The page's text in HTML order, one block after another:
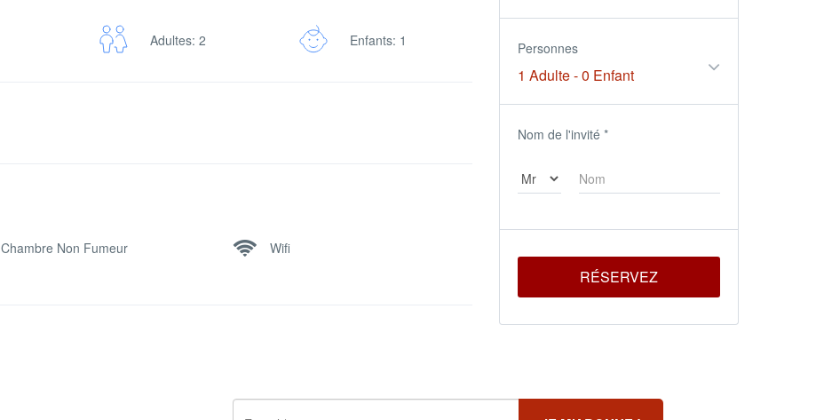
Adultes: 2 Enfants: 1
Chambre Non Fumeur Wifi
Personnes
1 Adulte-0 Enfant
Nom de l'invité *
RÉSERVEZ